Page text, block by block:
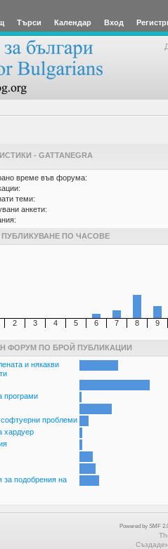
Търси Календар Вход
- GATTANEGRA
време във форума:
теми:
анкети:
ПО ЧАСОВЕ
2 3 4 5 6 7 8 9
ФОРУМ ПО БРОЙ ПУБЛИКАЦИИ
и някакви
програми
проблеми
хардуер
за подобрения на
Powered by SMF